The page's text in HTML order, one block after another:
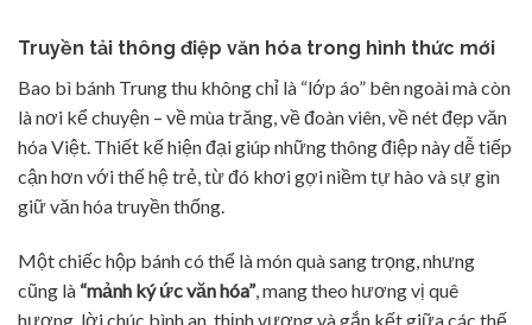
Truyền tải thông điệp văn hóa trong hình thức mới
Bao bì bánh Trung thu không chỉ là “lớp áo” bên ngoài mà còn
là nơi kể chuyện – về mùa trăng, về đoàn viên, về nét đẹp văn
hóa Việt. Thiết kế hiện đại giúp những thông điệp này dễ tiếp
cận hơn với thế hệ trẻ, từ đó khơi gợi niềm tự hào và sự gìn
giữ văn hóa truyền thống.
Một chiếc hộp bánh có thể là món quà sang trọng, nhưng
cũng là “mảnh ký ức văn hóa”, mang theo hương vị quê
hương, lời chúc bình an, thịnh vượng và gắn kết giữa các thế